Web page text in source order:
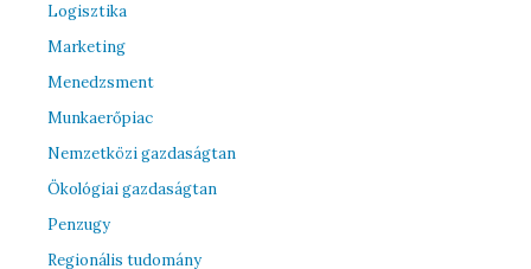
Logisztika
Marketing
Menedzsment
Munkaerőpiac
Nemzetközi gazdaságtan
Ökológiai gazdaságtan
Penzugy
Regionális tudomány